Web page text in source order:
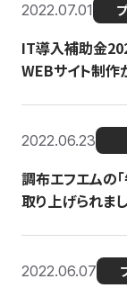
2022.07.01
IT導入補助金
WEBサイト制作
2022.06.23
調布エフエムの
取り上げられまし
2022.06.07